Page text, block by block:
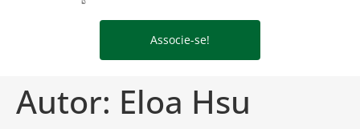
Associe-se!
Autor: Eloa Hsu